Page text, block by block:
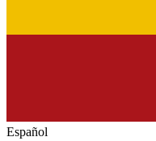
Español